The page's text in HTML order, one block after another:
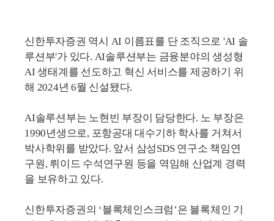
신한투자증권 역시 AI 이름표를 단 조직으로 'AI 솔
루션부'가 있다. AI솔루션부는 금융분야의 생성형
AI 생태계를 선도하고 혁신 서비스를 제공하기 위
해 2024년 6월 신설됐다.
AI솔루션부는 노현빈 부장이 담당한다. 노 부장은
1990년생으로, 포항공대 대수기하 학사를 거쳐서
박사학위를 받았다. 앞서 삼성SDS 연구소 책임연
구원, 뤼이드 수석연구원 등을 역임해 산업계 경력
을 보유하고 있다.
신한투자증권의 ‘블록체인스크럼’은 블록체인 기